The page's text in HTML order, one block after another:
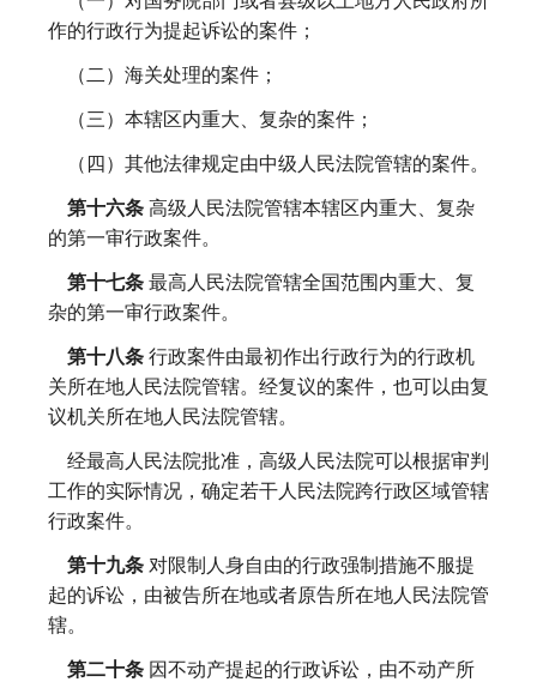
作的行政行为提起诉讼的案件；
（二）海关处理的案件；
（三）本辖区内重大、复杂的案件；
（四）其他法律规定由中级人民法院管辖的案件。
第十六条 高级人民法院管辖本辖区内重大、复杂
的第一审行政案件。
第十七条 最高人民法院管辖全国范围内重大、复
杂的第一审行政案件。
第十八条 行政案件由最初作出行政行为的行政机
关所在地人民法院管辖。经复议的案件，也可以由复
议机关所在地人民法院管辖。
经最高人民法院批准，高级人民法院可以根据审判
工作的实际情况，确定若干人民法院跨行政区域管辖
行政案件。
第十九条 对限制人身自由的行政强制措施不服提
起的诉讼，由被告所在地或者原告所在地人民法院管
辖。
第二十条 因不动产提起的行政诉讼，由不动产所